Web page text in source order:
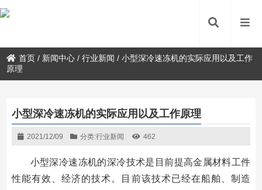
首页 / 新闻中心 /行业新闻 /小型深冷速冻机的实际应用以及工作
原理
小型深冷速冻机的实际应用以及工作原理
2021/12/09 分类:行业新闻 462
小型深冷速冻机的深冷技术是目前提高金属材料工件
性能有效、经济的技术。目前该技术已经在船舶、制造